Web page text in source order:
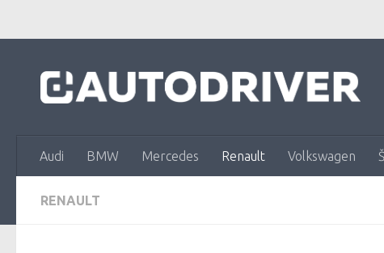
Audi BMW Mercedes Renault Volkswagen
RENAULT